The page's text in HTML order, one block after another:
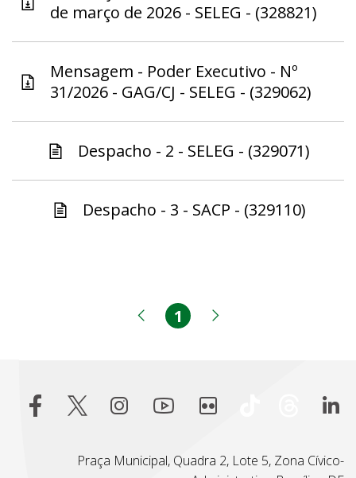
de março de 2026 - SELEG - (328821)
Mensagem - Poder Executivo - Nº
31/2026 - GAG/CJ - SELEG - (329062)
Despacho - 2 - SELEG - (329071)
Despacho - 3 - SACP - (329110)
Página anterior
Página
1
Praça Municipal, Quadra 2, Lote 5, Zona Cívico-